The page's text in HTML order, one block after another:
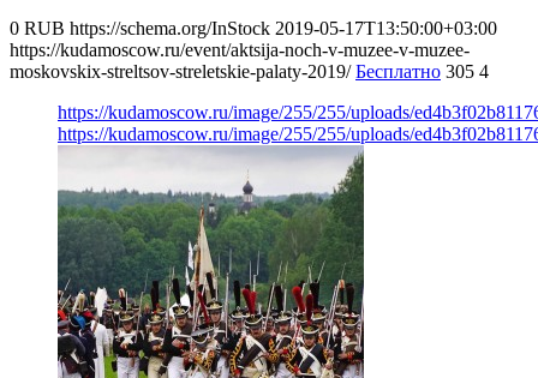
0 RUB https://schema.org/InStock 2019-05-17T13:50:00+03:00
https://kudamoscow.ru/event/aktsija-noch-v-muzee-v-muzee-
moskovskix-streltsov-streletskie-palaty-2019/ Бесплатно 305 4
https://kudamoscow.ru/image/255/255/uploads/
https://kudamoscow.ru/image/255/255/uploads/